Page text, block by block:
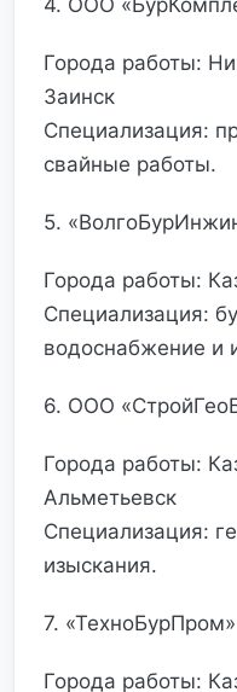
4. ООО
Города работы:
Заинск
Специализация:
свайные работы.
5.
Города работы:
Специализация:
водоснабжение и
6. ООО
Города работы:
Альметьевск
Специализация:
изыскания.
7. «ТехноБурПром»
Города работы: